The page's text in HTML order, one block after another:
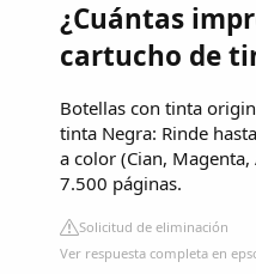
¿Cuántas
cartucho de
Botellas con tinta
tinta Negra: Rinde
a color (Cian,
7.500 páginas.
Solicitud de eliminación
Ver respuesta completa en